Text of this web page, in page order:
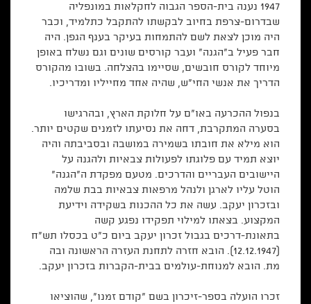
1947 נענה בית-הספר הגבוה לחקלאות במונפליה
שבדרום-צרפת בחיוב לבקשתו להתקבל כתלמיד, וכבר
היה מוכן לצאת לשם להתמחות בעיקר בענף הגפן. היה
חבר פעיל ב"הגנה" ועבר קורסים שונים וגם נשלח באופן
מיוחד לקורס חובשים, שסיימו בהצלחה. בשובו מהקורס
הדריך את אנשי החי"ש, שהיה אחד מחייליו ומדריכיו.
בנפול ההכרעה באו"ם על חלוקת הארץ, ובהרגישו
בסערה המתקרבת, דחה את נסיעתו לזמנים שקטים יותר.
הוא מילא את חובתו בשמירה במושבה ובסביבתה והיה
יוצא תמיד עם פלוגתו לפעולות צבאיות ולהגנה על
היישובים העבריים והדרכים. מטעם מפקדת ה"הגנה"
הוטל עליו לארגן ולנהל מרפאות צבאיות בבת שלמה
ובזכרון יעקב. עשה את כל ההכנות בשקידה וידיעת
המקצוע. בצאתו למילוי תפקידו נפגע קשה
בתאונת-דרכים בגבול זכרון יעקב ביום כ"ט בכסלו תש"ח
(12.12.1947). הובא חזרה לתחנת העזרה הראשונה ובה
מת. הובא למנוחת-עולמים בבית-הקברות בזכרון יעקב.
זכרו הועלה בספר-זיכרון בשם "קודם זמנו", שהוציאו